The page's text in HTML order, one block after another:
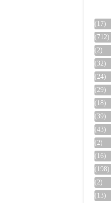
(17)
(712)
(2)
(32)
(24)
(29)
(18)
(39)
(43)
(2)
(16)
(198)
(2)
(13)